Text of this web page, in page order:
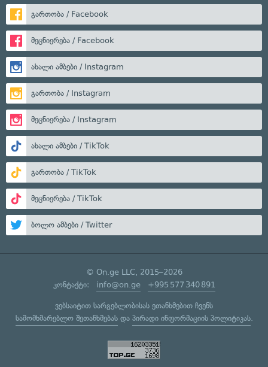
გართობა / Facebook
მეცნიერება / Facebook
ახალი ამბები / Instagram
გართობა / Instagram
მეცნიერება / Instagram
ახალი ამბები / TikTok
გართობა / TikTok
მეცნიერება / TikTok
ბოლო ამბები / Twitter
© On.ge LLC, 2015–2026
კონტაქტი: info@on.ge +995 577 340 891
ვებსაიტით სარგებლობისას ეთანხმებით ჩვენს
სამომხმარებლო შეთანხმებასდა პირადი ინფორმაციის პოლიტიკას.